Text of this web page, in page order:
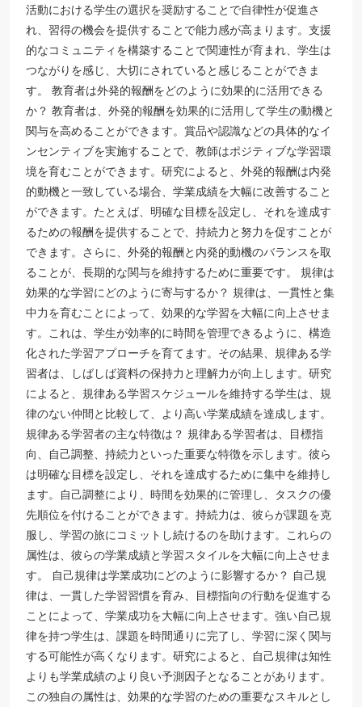
活動における学生の選択を奨励することで自律性が促進さ
れ、習得の機会を提供することで能力感が高まります。支援
的なコミュニティを構築することで関連性が育まれ、学生は
つながりを感じ、大切にされていると感じることができま
す。 教育者は外発的報酬をどのように効果的に活用できる
か？ 教育者は、外発的報酬を効果的に活用して学生の動機と
関与を高めることができます。賞品や認識などの具体的なイ
ンセンティブを実施することで、教師はポジティブな学習環
境を育むことができます。研究によると、外発的報酬は内発
的動機と一致している場合、学業成績を大幅に改善すること
ができます。たとえば、明確な目標を設定し、それを達成す
るための報酬を提供することで、持続力と努力を促すことが
できます。さらに、外発的報酬と内発的動機のバランスを取
ることが、長期的な関与を維持するために重要です。 規律は
効果的な学習にどのように寄与するか？ 規律は、一貫性と集
中力を育むことによって、効果的な学習を大幅に向上させま
す。これは、学生が効率的に時間を管理できるように、構造
化された学習アプローチを育てます。その結果、規律ある学
習者は、しばしば資料の保持力と理解力が向上します。研究
によると、規律ある学習スケジュールを維持する学生は、規
律のない仲間と比較して、より高い学業成績を達成します。
規律ある学習者の主な特徴は？ 規律ある学習者は、目標指
向、自己調整、持続力といった重要な特徴を示します。彼ら
は明確な目標を設定し、それを達成するために集中を維持し
ます。自己調整により、時間を効果的に管理し、タスクの優
先順位を付けることができます。持続力は、彼らが課題を克
服し、学習の旅にコミットし続けるのを助けます。これらの
属性は、彼らの学業成績と学習スタイルを大幅に向上させま
す。 自己規律は学業成功にどのように影響するか？ 自己規
律は、一貫した学習習慣を育み、目標指向の行動を促進する
ことによって、学業成功を大幅に向上させます。強い自己規
律を持つ学生は、課題を時間通りに完了し、学習に深く関与
する可能性が高くなります。研究によると、自己規律は知性
よりも学業成績のより良い予測因子となることがあります。
この独自の属性は、効果的な学習のための重要なスキルとし